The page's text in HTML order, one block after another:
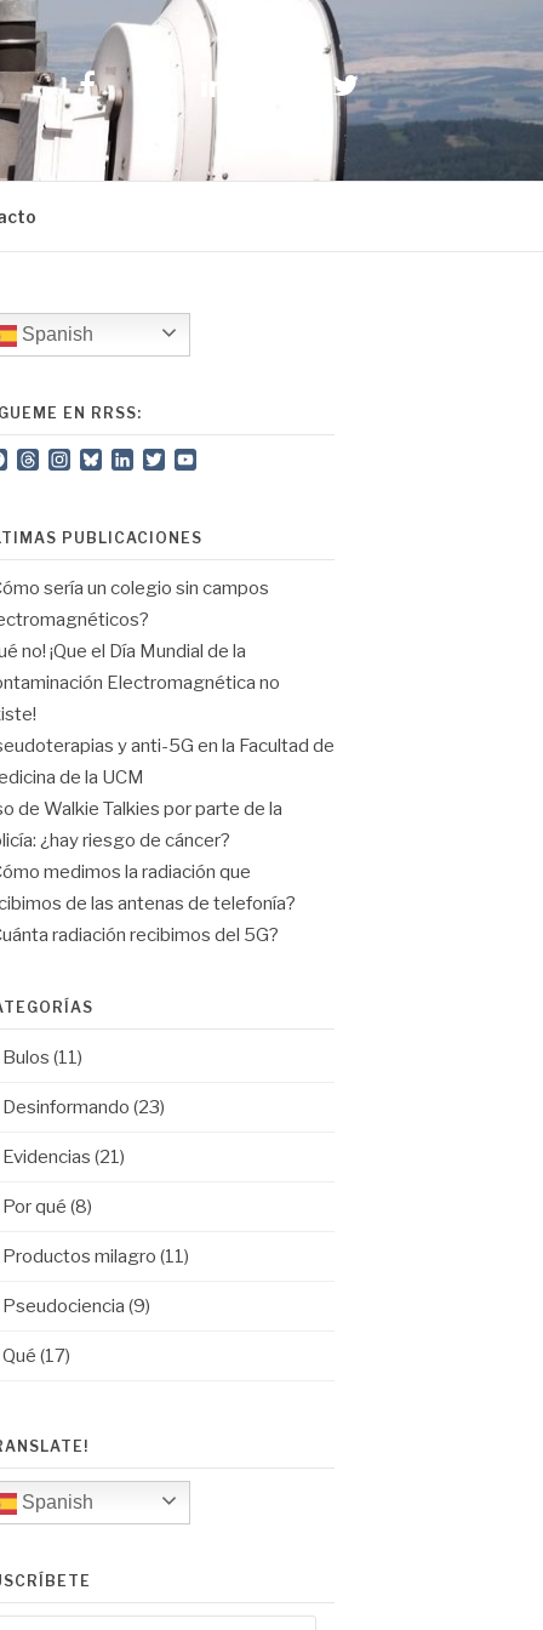
Facebook Instagram YouTubeTwitter
Spanish
EN RRSS:
Facebook
ThreadsInstagram
BlueskyLinkedIn
Twitter
PUBLICACIONES
sería un colegio sin campos
no! ¡Que el Día Mundial de la
Electromagnética no
y anti-5G en la Facultad de
de la UCM
de Walkie Talkies por parte de la
¿hay riesgo de cáncer?
medimos la radiación que
de las antenas de telefonía?
radiación recibimos del 5G?
Bulos (11)
Desinformando (23)
Evidencias (21)
Por qué (8)
Productos milagro (11)
Pseudociencia (9)
Qué (17)
Spanish